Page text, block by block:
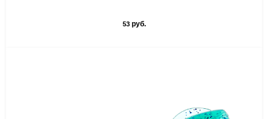
53руб.